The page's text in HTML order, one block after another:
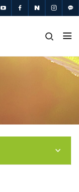
색
체
메